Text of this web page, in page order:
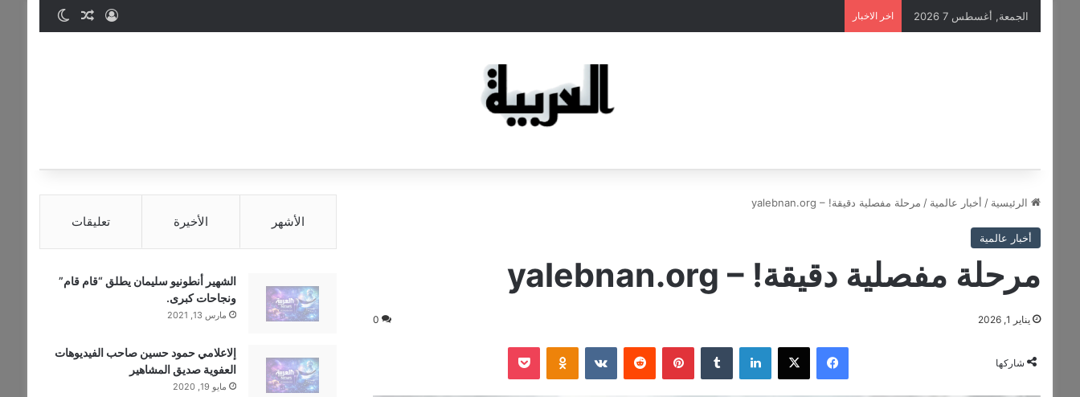
الجمعة, أغسطس 7 2026 اخر الاخبار تسجيل الدخول
مقال عشوائي
الرئيسية / أخبار عالمية / مرحلة مفصلية دقيقة! – yalebnan.org
أخبار عالمية
مرحلة مفصلية دقيقة! – yalebnan.org
يناير 1, 2026 0
شاركها
فيسبوك ‫X لينكدإن ‏Tumblr بينتيريست ‏Reddit
‏VKontakte
Odnoklassniki
‫Pocket
الأشهر الأخيرة تعليقات
الشهير أنطونيو سليمان يطلق “قام قام”
ونجاحات كبرى.
مارس 13, 2021
إلاعلامي حمود حسين صاحب الفيديوهات
العفوية صديق المشاهير
مايو 19, 2020